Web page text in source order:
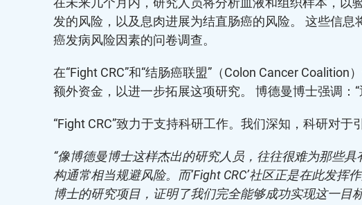
发的风险，以及息肉进展为结直肠癌的风险。 这些信
癌发病风险因素的问卷调查。
在“Fight CRC”和“结肠癌联盟”（Colon Cancer
额外资金，以进一步拓展这项研究。 博德曼博士强调
“Fight CRC”致力于支持科研工作。我们深知，科研对于
“像博德曼博士这样杰出的研究人员，往往很难为那些
构通常相当规避风险。而‘Fight CRC’社区正是在此发挥
博士的研究项目，证明了我们完全能够成功实现这一目